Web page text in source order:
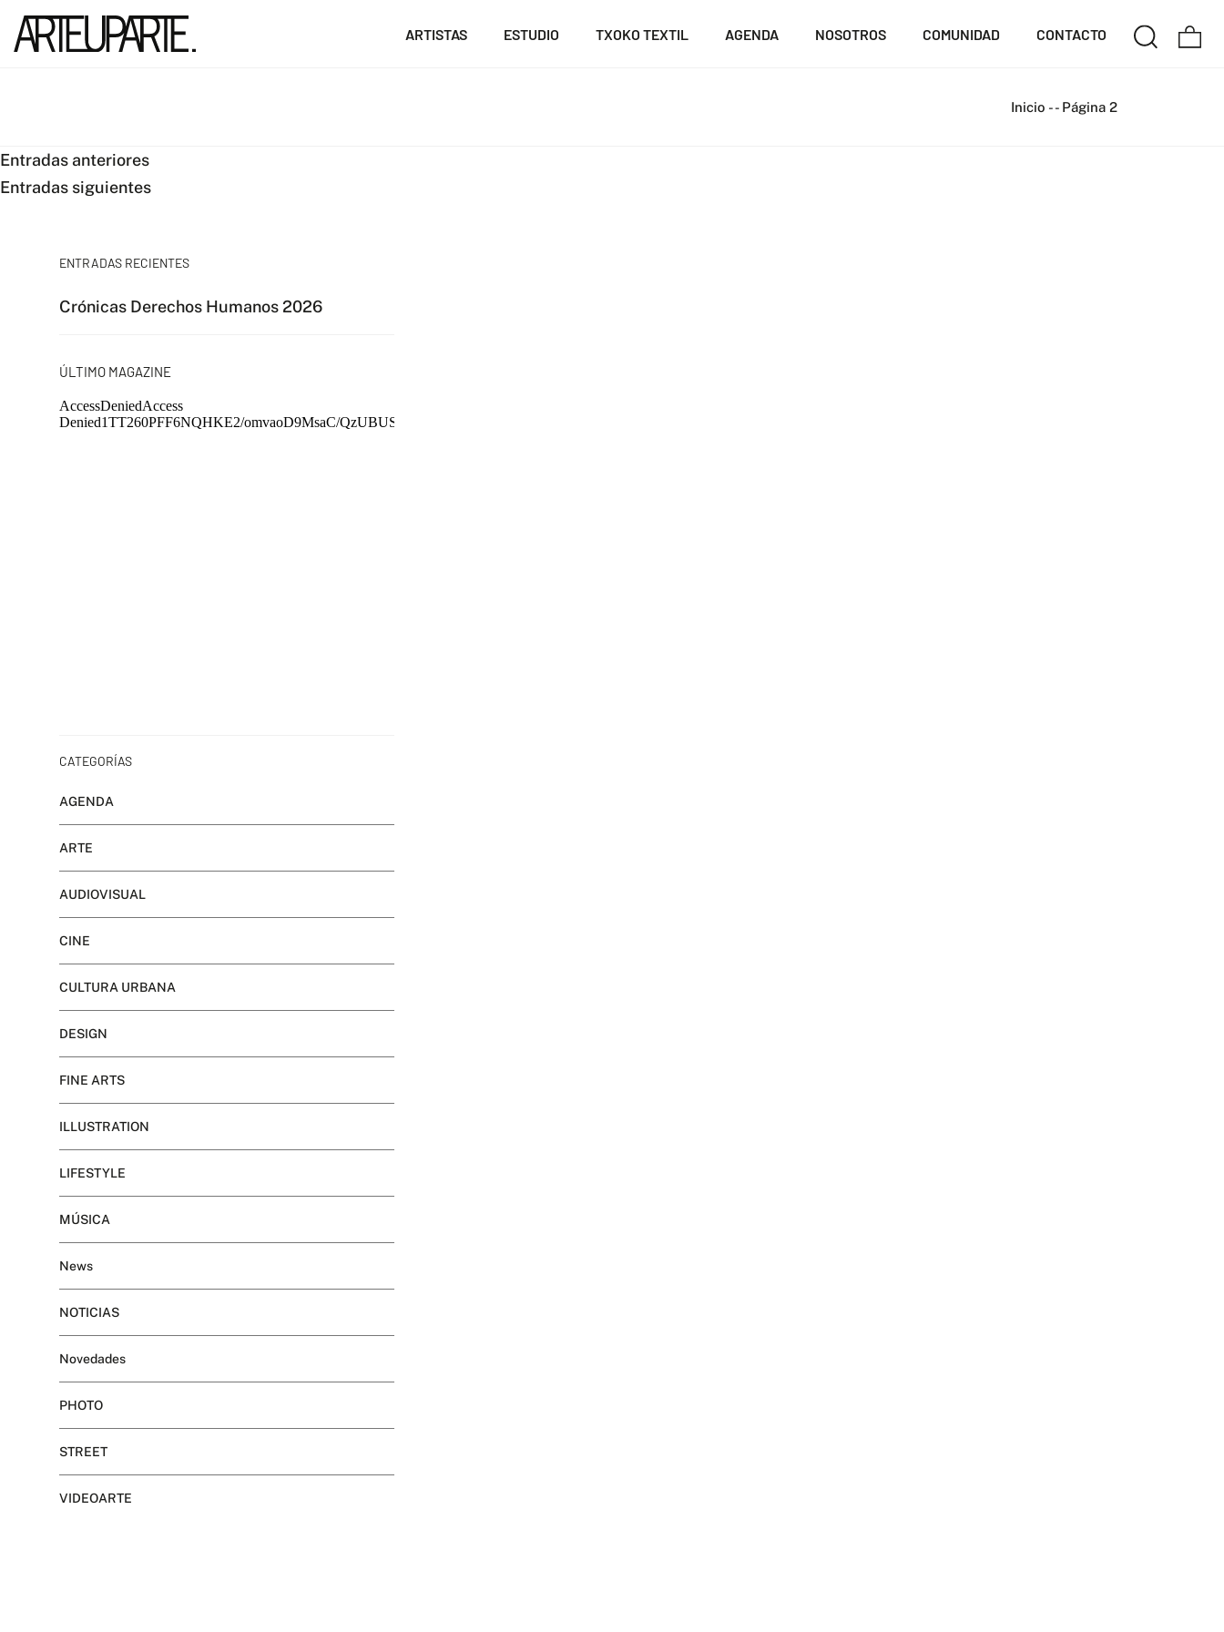
ARTISTAS ESTUDIO TXOKO TEXTIL AGENDA NOSOTROS COMUNIDAD CONTACTO
Inicio -- Página 2
Navegación
de
Entradas anteriores
Entradas siguientes
ENTRADAS RECIENTES
Crónicas Derechos Humanos 2026
ÚLTIMO MAGAZINE
CATEGORÍAS
AGENDA
ARTE
AUDIOVISUAL
CINE
CULTURA URBANA
DESIGN
FINE ARTS
ILLUSTRATION
LIFESTYLE
MÚSICA
News
NOTICIAS
Novedades
PHOTO
STREET
VIDEOARTE